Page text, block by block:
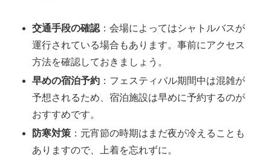
交通手段の確認 ：会場によってはシャトルバスが
運行されている場合もあります。事前にアクセス
方法を確認しておきましょう。
早めの宿泊予約 ：フェスティバル期間中は混雑が
予想されるため、宿泊施設は早めに予約するのが
おすすめです。
防寒対策 ：元宵節の時期はまだ夜が冷えることも
ありますので、上着を忘れずに。